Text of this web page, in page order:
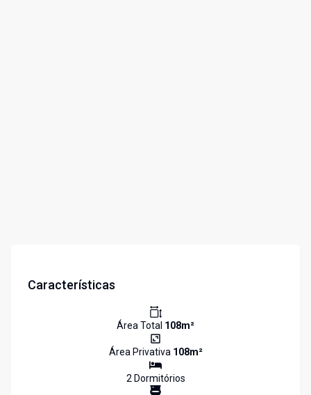
Características
Área Total 108m²
Área Privativa 108m²
2Dormitórios